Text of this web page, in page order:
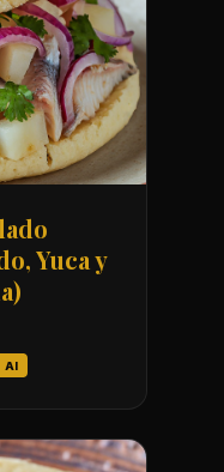
Yuca y
AI